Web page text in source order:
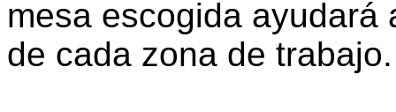
mesa escogida ayudará
de cada zona de trabajo.